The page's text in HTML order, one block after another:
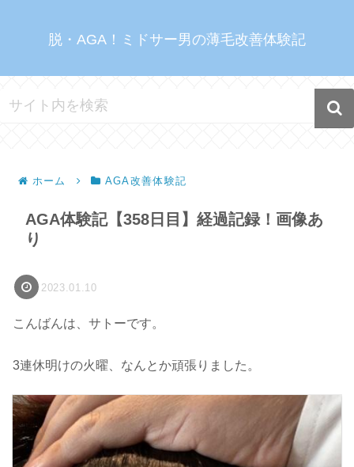
脱・AGA！ミドサー男の薄毛改善体験記
ホーム AGA改善体験記
AGA体験記【358日目】経過記録！画像あ
り
2023.01.10
こんばんは、サトーです。
3連休明けの火曜、なんとか頑張りました。